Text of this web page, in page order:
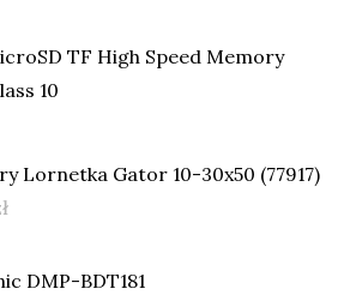
TF High Speed Memory
10
Lornetka Gator 10-30x50 (77917)
DMP-BDT181